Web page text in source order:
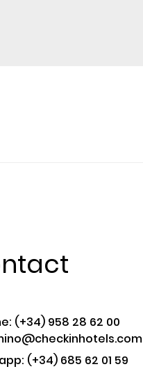
(+34) 958 28 62 00
(+34) 685 62 01 59